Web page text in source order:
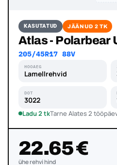
KASUTATUD JÄÄNUD 2 TK
Atlas - Polarbear
205/45R17 88V
HOOAEG
Lamellrehvid
DOT
3022
Ladu 2 tkTarne Alates 2
22.65 €
ühe rehvi hind